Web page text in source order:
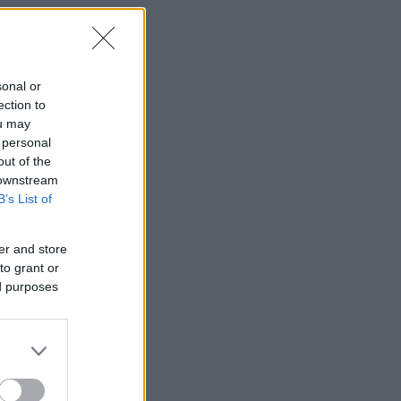
or
to
may
of the
List of
and store
grant or
purposes